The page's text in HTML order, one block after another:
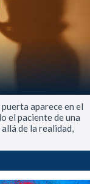
aparece en el
el paciente de una
de la realidad,